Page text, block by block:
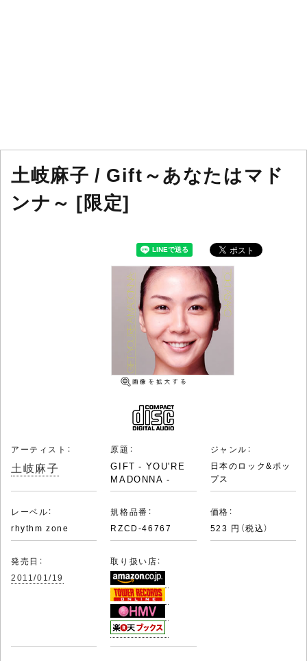
土岐麻子 / Gift～あなたはマド
ンナ～ [限定]
アーティスト：
土岐麻子
原題：
GIFT - YOU'RE
MADONNA -
ジャンル：
日本のロック&ポッ
プス
レーベル：
rhythm zone
規格品番：
RZCD-46767
価格：
523 円（税込）
発売日：
2011/01/19
取り扱い店：